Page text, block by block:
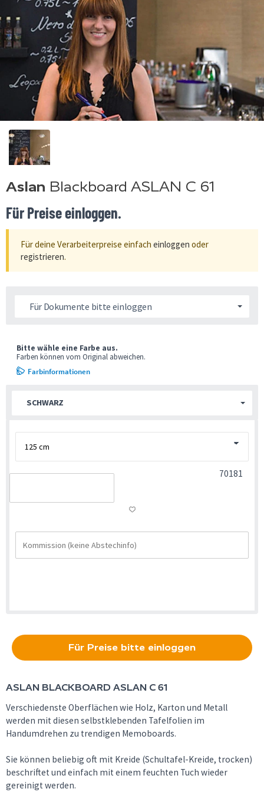
Aslan Blackboard ASLAN C 61
Für Preise einloggen.
Für deine Verarbeiterpreise einfach einloggen oder
registrieren.
Für Dokumente bitte einloggen
SCHWARZ
Bitte wähle eine Farbe aus.
Farben können vom Original abweichen.
Farbinformationen
70181
Für Preise bitte einloggen
ASLAN BLACKBOARD ASLAN C 61
Verschiedenste Oberflächen wie Holz, Karton und Metall
werden mit diesen selbstklebenden Tafelfolien im
Handumdrehen zu trendigen Memoboards.
Sie können beliebig oft mit Kreide (Schultafel-Kreide, trocken)
beschriftet und einfach mit einem feuchten Tuch wieder
gereinigt werden.